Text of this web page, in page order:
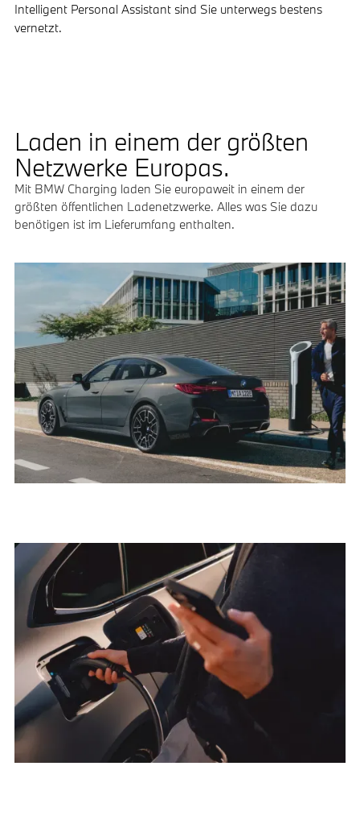
Intelligent Personal Assistant sind Sie unterwegs bestens
vernetzt.
Laden in einem der größten
Netzwerke Europas.
Mit BMW Charging laden Sie europaweit in einem der
größten öffentlichen Ladenetzwerke. Alles was Sie dazu
benötigen ist im Lieferumfang enthalten.